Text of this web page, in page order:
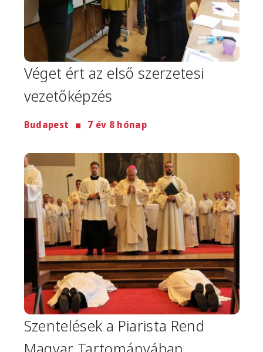
Véget ért az első szerzetesi
vezetőképzés
Budapest 7 év 8 hónap
Image
Szentelések a Piarista Rend